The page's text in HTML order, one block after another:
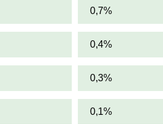
0,7%
0,4%
0,3%
0,1%